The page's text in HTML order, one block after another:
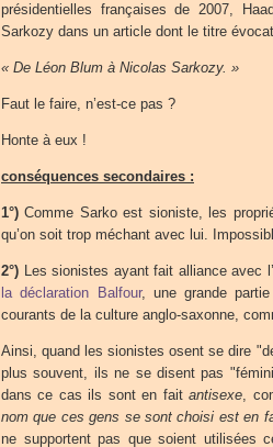
présidentielles françaises de 2007,
Sarkozy dans un article dont le titre
« De Léon Blum à Nicolas Sarkozy. »
Faut le faire, n’est-ce pas ?
Honte à eux !
conséquences secondaires :
1°) Comme Sarko est sioniste, les
qu’on soit trop méchant avec lui.
2°) Les sionistes ayant fait alliance avec
la déclaration Balfour, une grande
courants de la culture anglo-saxonne,
Ainsi, quand les sionistes osent se dire
plus souvent, ils ne se disent pas
dans ce cas ils sont en faitantisexe,
nom que ces gens se sont choisi est en
ne supportent pas que soient utilisées